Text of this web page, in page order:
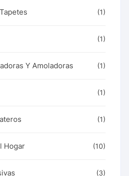
(1)
(1)
Y Amoladoras (1)
(1)
(1)
Hogar (10)
(3)